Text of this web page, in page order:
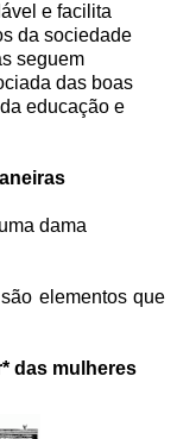
e facilita
da sociedade
seguem
das boas
educação e
dama
elementos que
das mulheres